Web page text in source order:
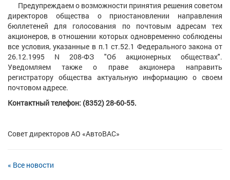
Предупреждаем о возможности принятия решения советом
директоров общества о приостановлении направления
бюллетеней для голосования по почтовым адресам тех
акционеров, в отношении которых одновременно соблюдены
все условия, указанные в п.1 ст.52.1 Федерального закона от
26.12.1995 N 208-ФЗ "Об акционерных обществах".
Уведомляем также о праве акционера направить
регистратору общества актуальную информацию о своем
почтовом адресе.
Контактный телефон: (8352) 28-60-55.
Совет директоров АО «АвтоВАС»
« Все новости